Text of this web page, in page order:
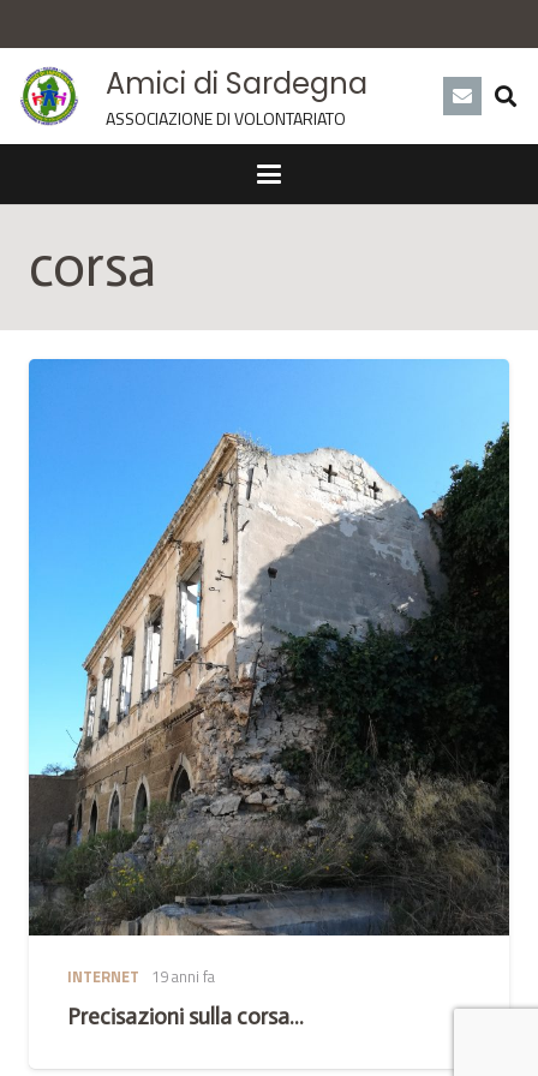
Amici di Sardegna
ASSOCIAZIONE DI VOLONTARIATO
corsa
INTERNET 19 anni fa
Precisazioni sulla corsa…